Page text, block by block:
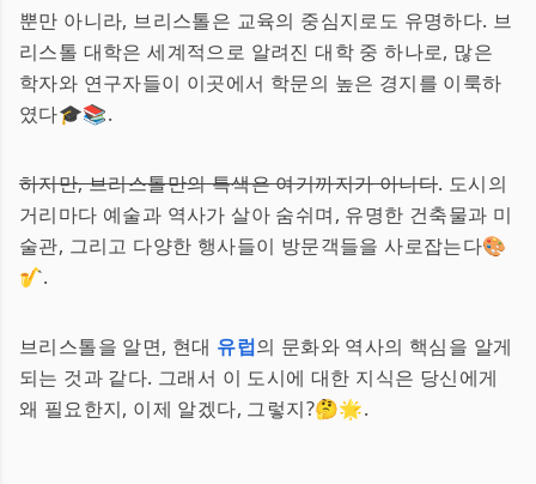
뿐만 아니라, 브리스톨은 교육의 중심지로도 유명하다. 브
리스톨 대학은 세계적으로 알려진 대학 중 하나로, 많은
학자와 연구자들이 이곳에서 학문의 높은 경지를 이룩하
였다🎓📚.
하지만, 브리스톨만의 특색은 여기까지가 아니다. 도시의
거리마다 예술과 역사가 살아 숨쉬며, 유명한 건축물과 미
술관, 그리고 다양한 행사들이 방문객들을 사로잡는다🎨
🎷.
브리스톨을 알면, 현대 유럽의 문화와 역사의 핵심을 알게
되는 것과 같다. 그래서 이 도시에 대한 지식은 당신에게
왜 필요한지, 이제 알겠다, 그렇지?🤔🌟.